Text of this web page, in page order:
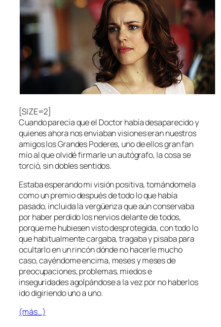
[SIZE=2]
Cuando parecía que el Doctor había desaparecido y
quienes ahora nos enviaban visiones eran nuestros
amigos los Grandes Poderes, uno de ellos gran fan
mío al que olvidé firmarle un autógrafo, la cosa se
torció, sin dobles sentidos.
Estaba esperando mi visión positiva, tomándomela
como un premio después de todo lo que había
pasado, incluida la vergüenza que aún conservaba
por haber perdido los nervios delante de todos,
porque me hubiesen visto desprotegida, con todo lo
que habitualmente cargaba, tragaba y pisaba para
ocultarlo en un rincón dónde no hacerle mucho
caso, cayéndome encima, meses y meses de
preocupaciones, problemas, miedos e
inseguridades agolpándose a la vez por no haberlos
ido digiriendo uno a uno.
(más…)